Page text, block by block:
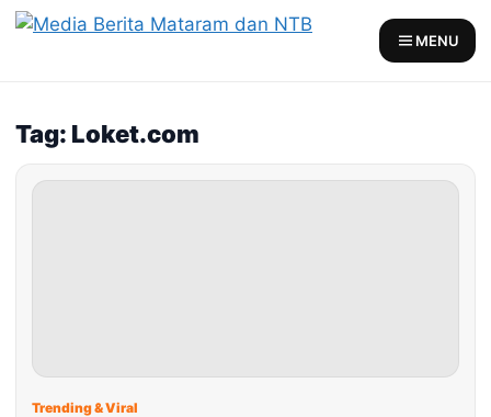
Skip
MENU
Tag: Loket.com
Trending & Viral